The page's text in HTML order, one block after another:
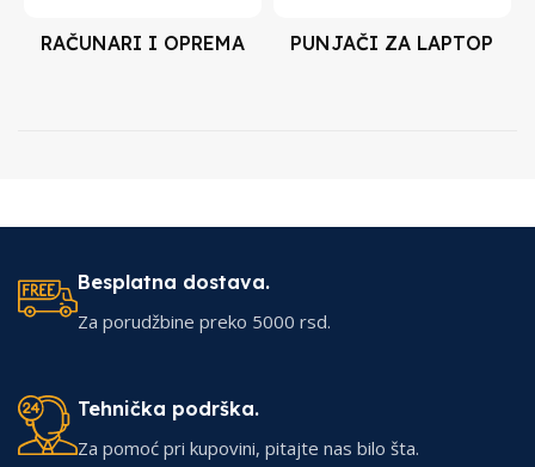
RAČUNARI I OPREMA PUNJAČI ZA LAPTOP
Besplatna dostava.
Za porudžbine preko 5000 rsd.
Tehnička podrška.
Za pomoć pri kupovini, pitajte nas bilo šta.